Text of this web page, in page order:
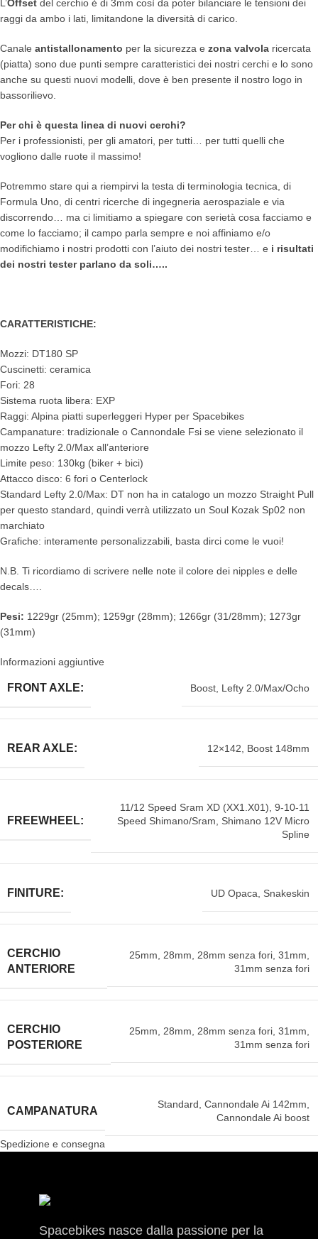
L’Offset del cerchio è di 3mm così da poter bilanciare le tensioni dei
raggi da ambo i lati, limitandone la diversità di carico.
Canale antistallonamento per la sicurezza e zona valvola ricercata
(piatta) sono due punti sempre caratteristici dei nostri cerchi e lo sono
anche su questi nuovi modelli, dove è ben presente il nostro logo in
bassorilievo.
Per chi è questa linea di nuovi cerchi?
Per i professionisti, per gli amatori, per tutti… per tutti quelli che
vogliono dalle ruote il massimo!
Potremmo stare qui a riempirvi la testa di terminologia tecnica, di
Formula Uno, di centri ricerche di ingegneria aerospaziale e via
discorrendo… ma ci limitiamo a spiegare con serietà cosa facciamo e
come lo facciamo; il campo parla sempre e noi affiniamo e/o
modifichiamo i nostri prodotti con l’aiuto dei nostri tester… e i risultati
dei nostri tester parlano da soli…..
CARATTERISTICHE:
Mozzi: DT180 SP
Cuscinetti: ceramica
Fori: 28
Sistema ruota libera: EXP
Raggi: Alpina piatti superleggeri Hyper per Spacebikes
Campanature: tradizionale o Cannondale Fsi se viene selezionato il
mozzo Lefty 2.0/Max all’anteriore
Limite peso: 130kg (biker + bici)
Attacco disco: 6 fori o Centerlock
Standard Lefty 2.0/Max: DT non ha in catalogo un mozzo Straight Pull
per questo standard, quindi verrà utilizzato un Soul Kozak Sp02 non
marchiato
Grafiche: interamente personalizzabili, basta dirci come le vuoi!
N.B. Ti ricordiamo di scrivere nelle note il colore dei nipples e delle
decals….
Pesi: 1229gr (25mm); 1259gr (28mm); 1266gr (31/28mm); 1273gr
(31mm)
Informazioni aggiuntive
FRONT AXLE: Boost, Lefty 2.0/Max/Ocho
REAR AXLE: 12×142, Boost 148mm
FREEWHEEL:
11/12 Speed Sram XD (XX1.X01), 9-10-11
Speed Shimano/Sram, Shimano 12V Micro
Spline
FINITURE: UD Opaca, Snakeskin
CERCHIO
ANTERIORE
25mm 28mm 28mm senza fori 31mm
31mm senza fori
CERCHIO
POSTERIORE
25mm 28mm 28mm senza fori 31mm
31mm senza fori
CAMPANATURA
Standard, Cannondale Ai 142mm,
Cannondale Ai boost
Spedizione e consegna
Spacebikes nasce dalla passione per la